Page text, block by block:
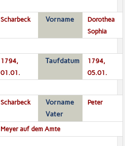
Scharbeck Vorname
Dorothea
Sophia
1794,
01.01.
Taufdatum
1794,
05.01.
Scharbeck
Vorname
Vater
Peter
Meyer auf dem Amte